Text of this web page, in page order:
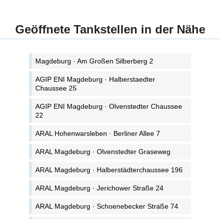
Geöffnete Tankstellen in der Nähe
Magdeburg · Am Großen Silberberg 2
AGIP ENI Magdeburg · Halberstaedter
Chaussee 25
AGIP ENI Magdeburg · Olvenstedter Chaussee
22
ARAL Hohenwarsleben · Berliner Allee 7
ARAL Magdeburg · Olvenstedter Graseweg
ARAL Magdeburg · Halberstädterchaussee 196
ARAL Magdeburg · Jerichower Straße 24
ARAL Magdeburg · Schoenebecker Straße 74